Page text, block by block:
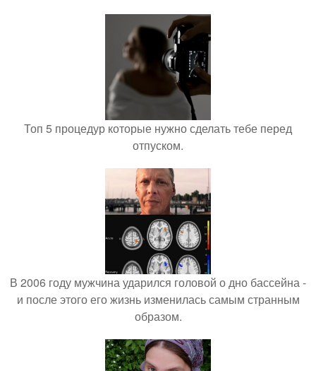
Топ 5 процедур которые нужно сделать тебе перед
отпуском.
В 2006 году мужчина ударился головой о дно бассейна -
и после этого его жизнь изменилась самым странным
образом.